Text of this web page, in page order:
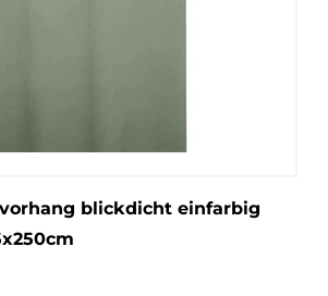
blickdicht einfarbig